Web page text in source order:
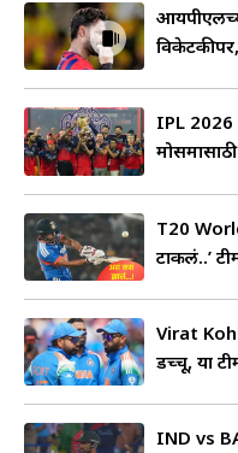
टी20आय सामन्यांमध्ये
IPL 2026
T20
टाकलं..’
Virat Kohli
डच्चू, या
IND vs